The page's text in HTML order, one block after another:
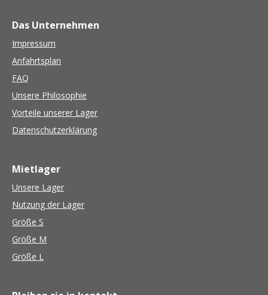
Das Unternehmen
Impressum
Anfahrtsplan
FAQ
Unsere Philosophie
Vorteile unserer Lager
Datenschutzerklärung
Mietlager
Unsere Lager
Nutzung der Lager
Größe S
Größe M
Größe L